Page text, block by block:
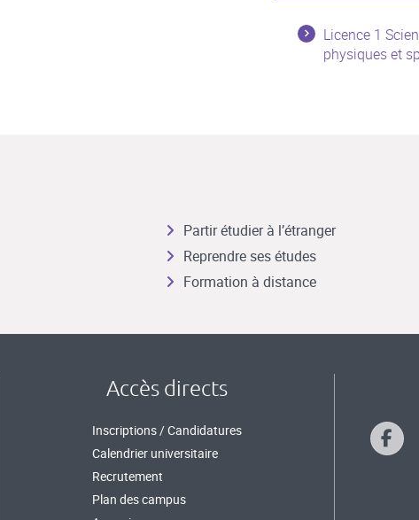
Licence 1
physiques et
Partir étudier à l’étranger
Reprendre ses études
Formation à distance
Accès directs
Inscriptions / Candidatures
Calendrier universitaire
Recrutement
Plan des campus